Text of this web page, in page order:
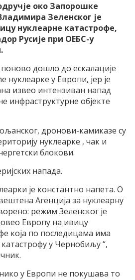
око Запорошке
Зеленског је
нуклеарне катастрофе,
Русије при ОЕБС-у
поново дошло до ескалације
нуклеарке у Европи, јер је
извео интензиван напад
инфраструктурне објекте
дронови-камиказе су
нуклеарке , чак и
блокови.
напада.
је константно напета. О
Агенција за нуклеарну
режим Зеленског је
Европу на ивицу
која по последицама има
у Чернобиљу “,
у Европи не покушава то